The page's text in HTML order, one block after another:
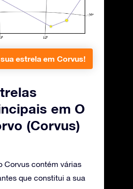
estrela em Corvus!
em O
(Corvus)
Corvus contém várias
que constitui a sua